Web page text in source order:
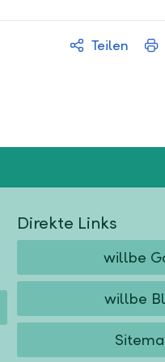
Teilen
Direkte Links
willbe
willbe